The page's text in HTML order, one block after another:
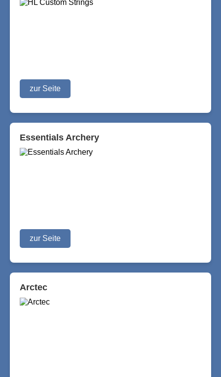
zur Seite
Essentials Archery
zur Seite
Arctec